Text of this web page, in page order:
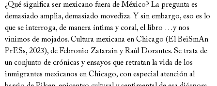
¿Qué significa ser mexicano fuera de México? La pregunta es
demasiado amplia, demasiado movediza. Y sin embargo, eso es lo
que se interroga, de manera íntima y coral, el libro …y nos
vinimos de mojados. Cultura mexicana en Chicago (El BeiSmAn
PrESs, 2023), de Febronio Zatarain y Raúl Dorantes. Se trata de
un conjunto de crónicas y ensayos que retratan la vida de los
inmigrantes mexicanos en Chicago, con especial atención al